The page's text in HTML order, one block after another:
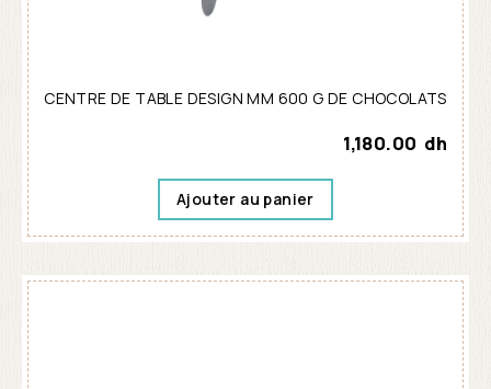
CENTRE DE TABLE DESIGN MM 600 G DE CHOCOLATS
1,180.00 dh
Ajouter au panier